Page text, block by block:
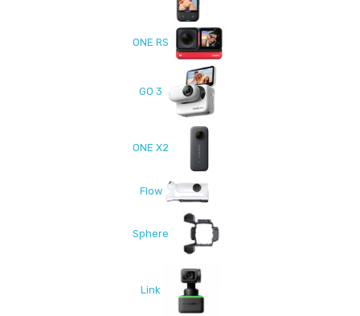
ONE RS
GO 3
ONE X2
Flow
Sphere
Link